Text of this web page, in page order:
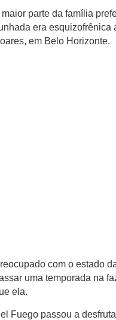
maior parte da família
era esquizofrênica
em Belo Horizonte.
com o estado
uma temporada na
ela.
Fuego passou a